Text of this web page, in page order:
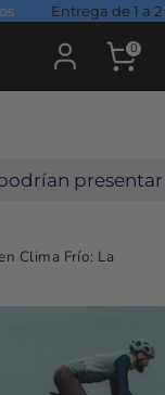
Entrega de 1 a 2
0
presentar
Clima Frío: La